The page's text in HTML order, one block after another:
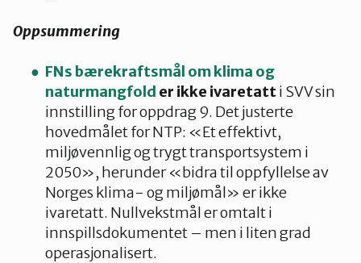
Oppsummering
FNs bærekraftsmål om klima og
naturmangfold er ikke ivaretatti SVV sin
innstilling for oppdrag 9. Det justerte
hovedmålet for NTP: «Et effektivt,
miljøvennlig og trygt transportsystem i
2050», herunder «bidra til oppfyllelse av
Norges klima- og miljømål» er ikke
ivaretatt. Nullvekstmål er omtalt i
innspillsdokumentet – men i liten grad
operasjonalisert.